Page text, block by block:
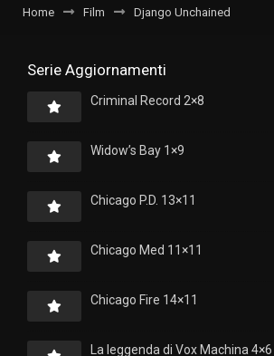
Home Film Django Unchained
Serie Aggiornamenti
Criminal Record 2×8
Widow’s Bay 1×9
Chicago P.D. 13×11
Chicago Med 11×11
Chicago Fire 14×11
La leggenda di Vox Machina 4×6